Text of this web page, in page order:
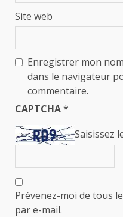
Site web
Enregistrer mon
dans le navigateur
commentaire.
CAPTCHA*
Saisissez
Prévenez-moi de tous
par e-mail.